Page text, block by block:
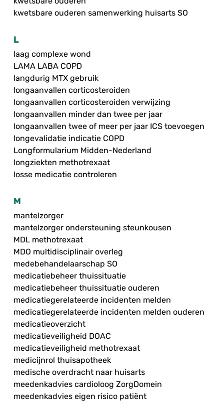
kwetsbare ouderen samenwerking huisarts SO
L
laag complexe wond
LAMA LABA COPD
langdurig MTX gebruik
longaanvallen corticosteroiden
longaanvallen corticosteroiden verwijzing
longaanvallen minder dan twee per jaar
longaanvallen twee of meer per jaar ICS toevoegen
longevalidatie indicatie COPD
Longformularium Midden-Nederland
longziekten methotrexaat
losse medicatie controleren
M
mantelzorger
mantelzorger ondersteuning steunkousen
MDL methotrexaat
MDO multidisciplinair overleg
medebehandelaarschap SO
medicatiebeheer thuissituatie
medicatiebeheer thuissituatie ouderen
medicatiegerelateerde incidenten melden
medicatiegerelateerde incidenten melden ouderen
medicatieoverzicht
medicatieveiligheid DOAC
medicatieveiligheid methotrexaat
medicijnrol thuisapotheek
medische overdracht naar huisarts
meedenkadvies cardioloog ZorgDomein
meedenkadvies eigen risico patiënt